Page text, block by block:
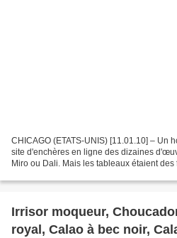
CHICAGO (ETATS-UNIS) [11.01.10] – Un
site d'enchères en ligne des dizaines
Miro ou Dali. Mais les tableaux étaient
Irrisor moqueur,
royal, Calao à bec noir,